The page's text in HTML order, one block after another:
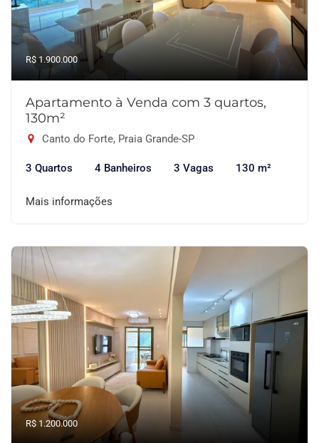
R$ 1.900.000
Apartamento à Venda com 3 quartos,
130m²
Canto do Forte, Praia Grande-SP
3 Quartos 4 Banheiros 3 Vagas 130 m²
Mais informações
R$ 1.200.000